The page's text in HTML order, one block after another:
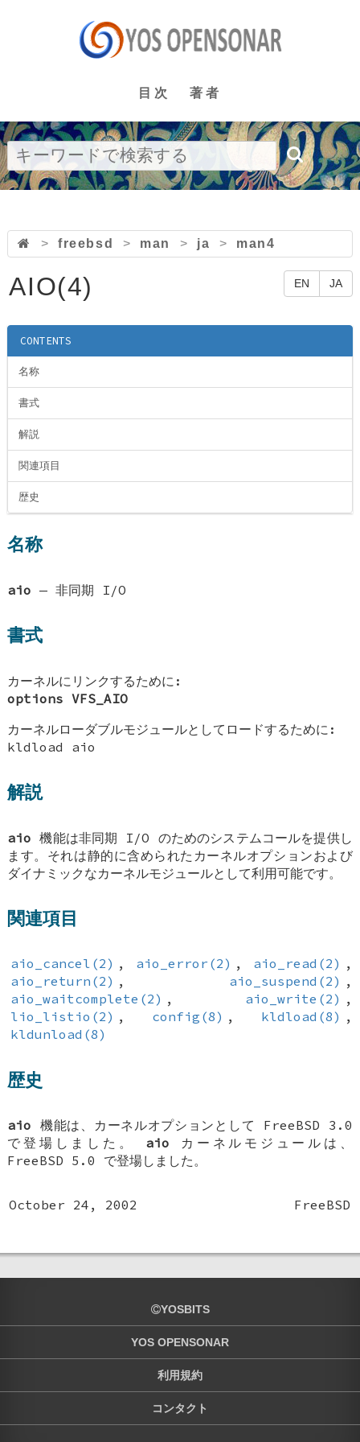
目次 著者
> freebsd > man > ja > man4
EN JA
AIO(4)
CONTENTS
名称
書式
解説
関連項目
歴史
名称
aio —非同期 I/O
書式
カーネルにリンクするために:
options VFS_AIO
カーネルローダブルモジュールとしてロードするために:
kldload aio
解説
aio 機能は非同期 I/O のためのシステムコールを提供し
ます。それは静的に含められたカーネルオプションおよび
ダイナミックなカーネルモジュールとして利用可能です。
関連項目
aio_cancel(2) , aio_error(2) , aio_read(2) ,
aio_return(2) , aio_suspend(2) ,
aio_waitcomplete(2) , aio_write(2) ,
lio_listio(2) , config(8) , kldload(8) ,
kldunload(8)
歴史
aio 機能は、カーネルオプションとして FreeBSD 3.0
で登場しました。 aio カーネルモジュールは、
FreeBSD 5.0
で登場しました。
October 24, 2002 FreeBSD
YOSBITS
YOS OPENSONAR
利用規約
コンタクト